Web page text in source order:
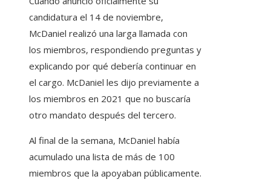
candidatura el 14 de noviembre,
McDaniel realizó una larga llamada con
los miembros, respondiendo preguntas y
explicando por qué debería continuar en
el cargo. McDaniel les dijo previamente a
los miembros en 2021 que no buscaría
otro mandato después del tercero.
Al final de la semana, McDaniel había
acumulado una lista de más de 100
miembros que la apoyaban públicamente.